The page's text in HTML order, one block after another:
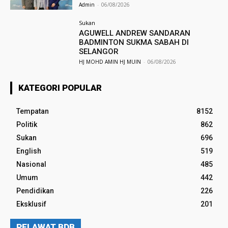
Admin - 06/08/2026
Sukan
AGUWELL ANDREW SANDARAN
BADMINTON SUKMA SABAH DI
SELANGOR
HJ MOHD AMIN HJ MUIN - 06/08/2026
KATEGORI POPULAR
Tempatan
8152
Politik
862
Sukan
696
English
519
Nasional
485
Umum
442
Pendidikan
226
Eksklusif
201